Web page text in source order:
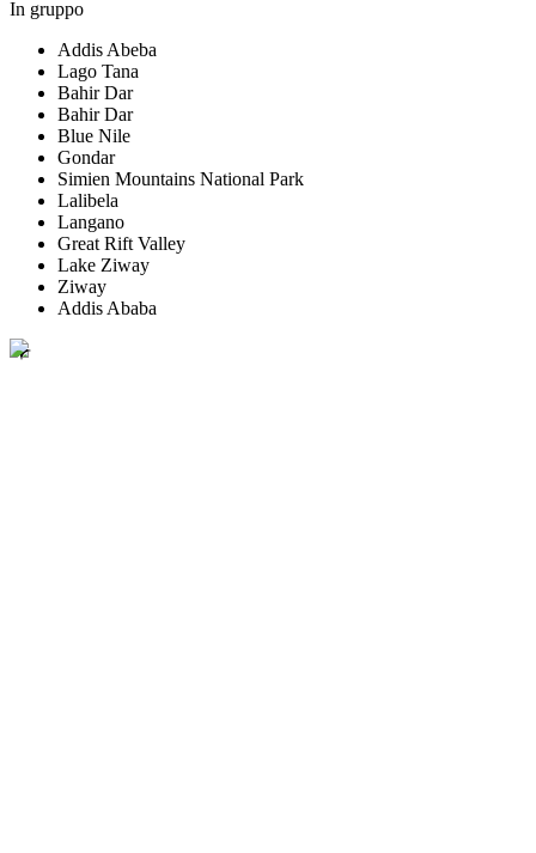
In gruppo
Addis Abeba
Lago Tana
Bahir Dar
Bahir Dar
Blue Nile
Gondar
Simien Mountains National Park
Lalibela
Langano
Great Rift Valley
Lake Ziway
Ziway
Addis Ababa